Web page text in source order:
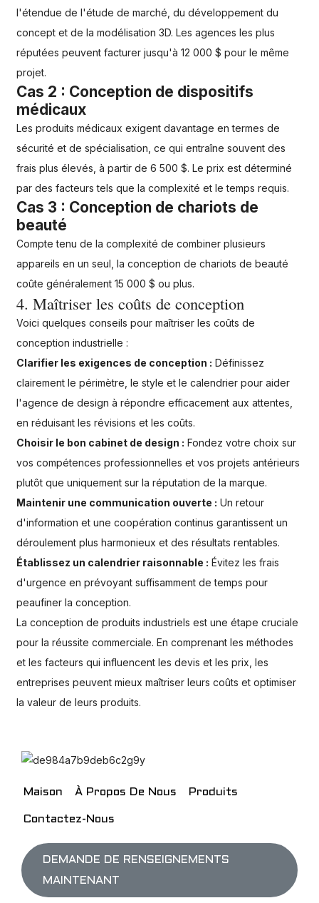
l'étendue de l'étude de marché, du développement du
concept et de la modélisation 3D. Les agences les plus
réputées peuvent facturer jusqu'à 12 000 $ pour le même
projet.
Cas 2 : Conception de dispositifs
médicaux
Les produits médicaux exigent davantage en termes de
sécurité et de spécialisation, ce qui entraîne souvent des
frais plus élevés, à partir de 6 500 $. Le prix est déterminé
par des facteurs tels que la complexité et le temps requis.
Cas 3 : Conception de chariots de
beauté
Compte tenu de la complexité de combiner plusieurs
appareils en un seul, la conception de chariots de beauté
coûte généralement 15 000 $ ou plus.
4. Maîtriser les coûts de conception
Voici quelques conseils pour maîtriser les coûts de
conception industrielle :
Clarifier les exigences de conception : Définissez
clairement le périmètre, le style et le calendrier pour aider
l'agence de design à répondre efficacement aux attentes,
en réduisant les révisions et les coûts.
Choisir le bon cabinet de design : Fondez votre choix sur
vos compétences professionnelles et vos projets antérieurs
plutôt que uniquement sur la réputation de la marque.
Maintenir une communication ouverte : Un retour
d'information et une coopération continus garantissent un
déroulement plus harmonieux et des résultats rentables.
Établissez un calendrier raisonnable : Évitez les frais
d'urgence en prévoyant suffisamment de temps pour
peaufiner la conception.
La conception de produits industriels est une étape cruciale
pour la réussite commerciale. En comprenant les méthodes
et les facteurs qui influencent les devis et les prix, les
entreprises peuvent mieux maîtriser leurs coûts et optimiser
la valeur de leurs produits.
Maison À Propos De Nous Produits
Contactez-Nous
DEMANDE DE RENSEIGNEMENTS
MAINTENANT